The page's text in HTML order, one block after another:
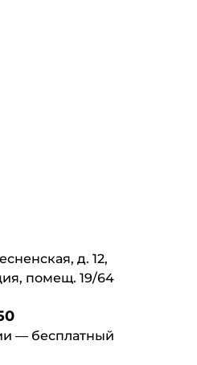
д. 12,
помещ. 19/64
— бесплатный